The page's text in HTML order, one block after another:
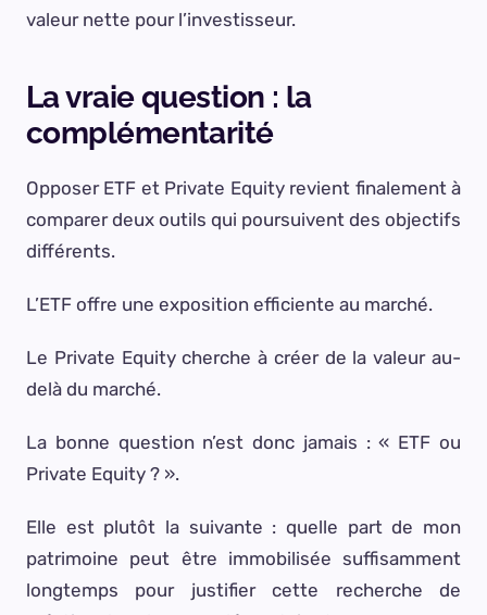
valeur nette pour l’investisseur.
La vraie question : la
complémentarité
Opposer ETF et Private Equity revient finalement à
comparer deux outils qui poursuivent des objectifs
différents.
L’ETF offre une exposition efficiente au marché.
Le Private Equity cherche à créer de la valeur au-
delà du marché.
La bonne question n’est donc jamais : « ETF ou
Private Equity ? ».
Elle est plutôt la suivante : quelle part de mon
patrimoine peut être immobilisée suffisamment
longtemps pour justifier cette recherche de